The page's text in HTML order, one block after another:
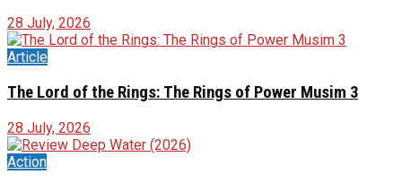
28 July, 2026
Article
The Lord of the Rings: The Rings of Power Musim 3
28 July, 2026
Action